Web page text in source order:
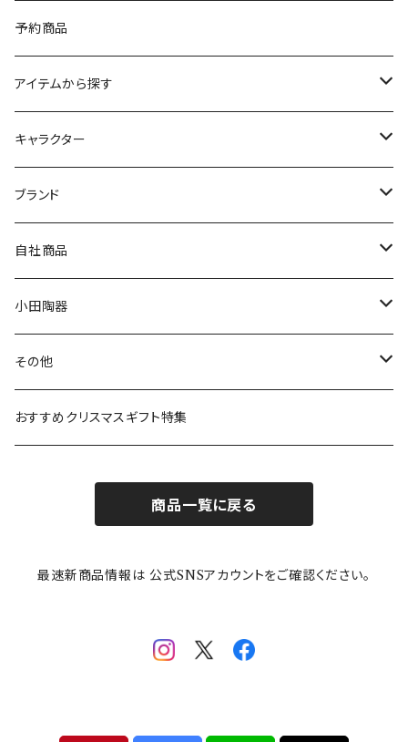
予約商品
アイテムから探す
九谷焼
マグ＆カップ
プレート
ボウル
ガラスウェア
カトラリー
キャラクター
ムーミン
80th記念アイテム
リトルミイの日記念アイテム
MOOMIN ANIMATION
スヌーピー
ピーターラビット
ポケットモンスター
mofusand（モフサンド）
mofsand×日比谷花壇
ブランド
LA AMYS(エミーズ)
LISA LARSON(リサラーソン)
LAURA ASHLEY(ローラ アシュレイ)
Finlayson(フィンレイソン)
HANAE MORI(ハナエモリ)
THE BEATLES(ザ・ビートルズ)
自社商品
ねこ企画
Cecera(セセラ)
CELEC(セレック)
隅切り重箱
小田陶器
さざなみ
吉祥
メイメイウェア
SoSo(ソソ）
その他
リサイクル食器
おすすめクリスマスギフト特集
商品一覧に戻る
最速新商品情報は 公式SNSアカウントをご確認ください。